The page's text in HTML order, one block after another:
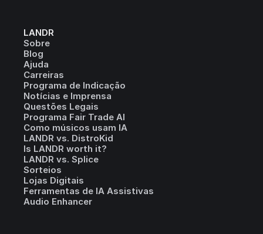
LANDR
Sobre
Blog
Ajuda
Carreiras
Programa de Indicação
Notícias e Imprensa
Questões Legais
Programa Fair Trade AI
Como músicos usam IA
LANDR vs. DistroKid
Is LANDR worth it?
LANDR vs. Splice
Sorteios
Lojas Digitais
Ferramentas de IA Assistivas
Audio Enhancer